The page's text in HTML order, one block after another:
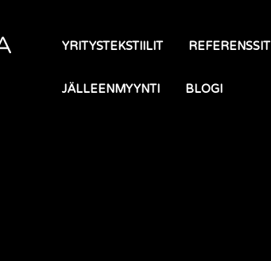
YRITYSTEKSTIILIT REFERENSSIT
JÄLLEENMYYNTI BLOGI